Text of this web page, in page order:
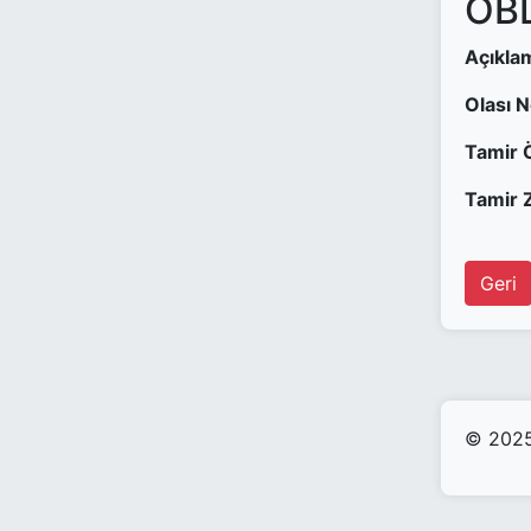
Olası
Tamir
Tamir
Geri
© 2025